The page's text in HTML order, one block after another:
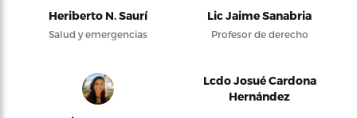
Heriberto N. Saurí
Salud y emergencias
Lic Jaime Sanabria
Profesor de derecho
Lcdo Josué Cardona
Hernández